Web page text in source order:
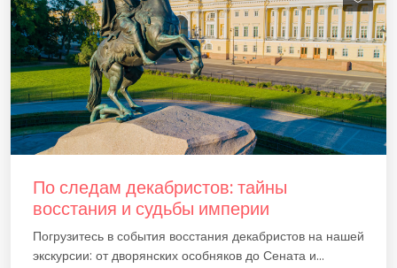
По следам декабристов: тайны
восстания и судьбы империи
Погрузитесь в события восстания декабристов на нашей
экскурсии: от дворянских особняков до Сената и...